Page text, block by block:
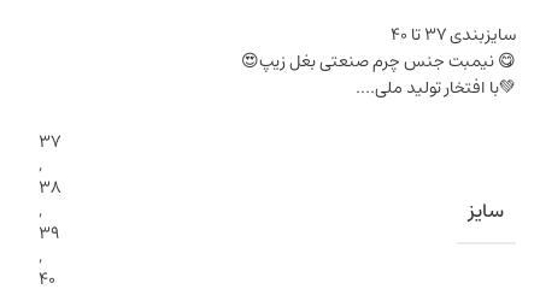
سایزبندی ۳۷ تا ۴۰
😋 نیمبت جنس چرم صنعتی بغل زیپ😍
💚با افتخار تولید ملی….
سایز
37
,
38
,
39
,
40